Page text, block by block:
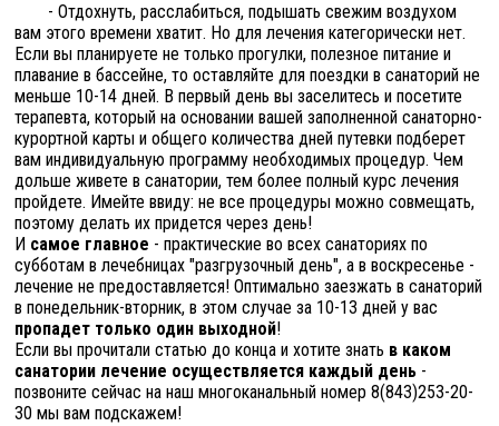
- Отдохнуть, расслабиться, подышать свежим воздухом
вам этого времени хватит. Но для лечения категорически нет.
Если вы планируете не только прогулки, полезное питание и
плавание в бассейне, то оставляйте для поездки в санаторий не
меньше 10-14 дней. В первый день вы заселитесь и посетите
терапевта, который на основании вашей заполненной санаторно-
курортной карты и общего количества дней путевки подберет
вам индивидуальную программу необходимых процедур. Чем
дольше живете в санатории, тем более полный курс лечения
пройдете. Имейте ввиду: не все процедуры можно совмещать,
поэтому делать их придется через день!
И самое главное - практические во всех санаториях по
субботам в лечебницах "разгрузочный день", а в воскресенье -
лечение не предоставляется! Оптимально заезжать в санаторий
в понедельник-вторник, в этом случае за 10-13 дней у вас
пропадет только один выходной!
Если вы прочитали статью до конца и хотите знать в каком
санатории лечение осуществляется каждый день -
позвоните сейчас на наш многоканальный номер 8(843)253-20-
30 мы вам подскажем!